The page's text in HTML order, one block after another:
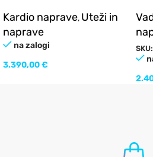
Kardio naprave, Uteži in
naprave
na zalogi
3.390,00€
SKU: